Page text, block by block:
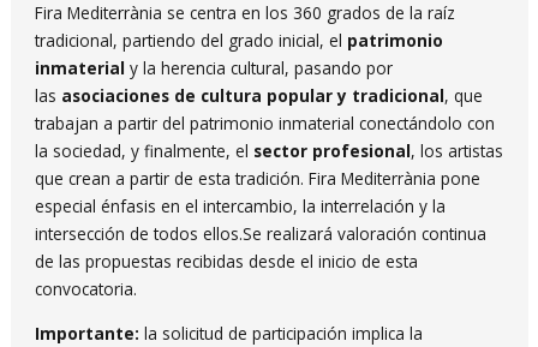
Fira Mediterrània se centra en los 360 grados de la raíz
tradicional, partiendo del grado inicial, el patrimonio
inmaterial y la herencia cultural, pasando por
las asociaciones de cultura popular y tradicional, que
trabajan a partir del patrimonio inmaterial conectándolo con
la sociedad, y finalmente, el sector profesional, los artistas
que crean a partir de esta tradición. Fira Mediterrània pone
especial énfasis en el intercambio, la interrelación y la
intersección de todos ellos.Se realizará valoración continua
de las propuestas recibidas desde el inicio de esta
convocatoria.
Importante: la solicitud de participación implica la